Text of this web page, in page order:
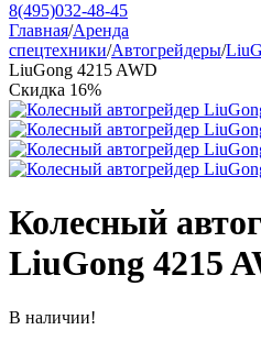
8(495)032-48-45
Главная/Аренда
спецтехники/Автогрейдеры/
LiuGong 4215 AWD
Скидка 16%
Колесный
LiuGong 4215
В наличии!